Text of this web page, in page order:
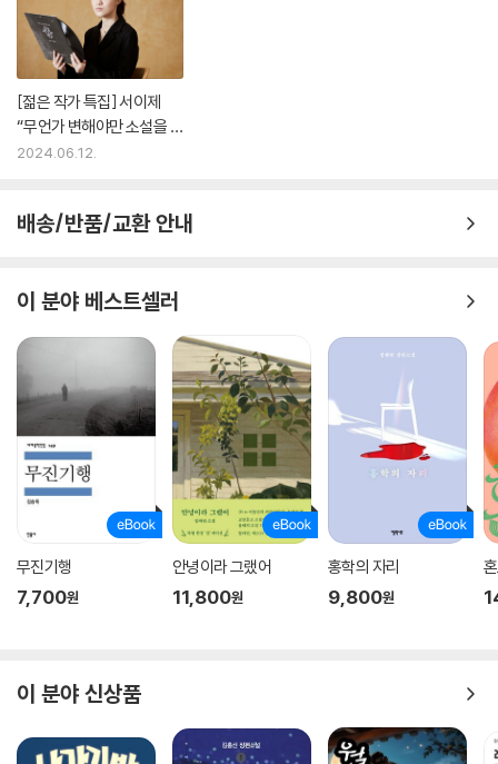
가기」에서 ‘너’는 미래의 기술인 메타버스 프로그램 〈뉴 어스〉를 통해 1919
년 프랑스 파리로 돌아가 소설가 조르주 뒤몽을 만난다. 조르주 뒤몽이라
는 젊은 작가는 『영원의 문』이라는 소설을 집필한 뒤 권총으로 스스로 목
숨을 끊었고, 그것은 이후 형에 의해 유고집으로 출간된다. 현실 세계의
‘너’는 콘텐츠가 넘쳐나는 넷플릭스에서 아무것도 보지 않은 채 시간을 허
비하지만, 과거로 돌아가서는 파리의 서점 셰익스피어앤드컴퍼니에서 조
「자유낙하」는 먼 훗날 지구 시대가 막을 내리고 다른 행성으로 퍼져 살고
한 가치가 있는 것인지를 알아내려 노력한다. 이러한 세상에서 사료의 가
치를 판단하는 데 다름 아닌 예술성을 기준으로 하고 있다는 점은 눈여겨
볼 법하다. 그것은 해설에서 박혜진 평론가가 이야기한 것처럼 “예술은 진
실한 정보”라는 사실을 전제로 하고, 아마도 그것이 예술이라는 표현 형식
이 서이제 소설 전반에 걸쳐 중요하게 다뤄지는 이유이기도 할 것이다. 예
술이야말로 인간을 이해하는 가장 주요한 척도가 되는 정보라는 믿음.
『낮은 해상도로부터』라는 소설집의 제목은 얼핏 보면 저해상도에서 고해
상도로 향하는 여정처럼 느껴질지 모르겠다. 하지만 서이제의 이야기는 높
은 해상도로의 이행이 아니라, 우리가 어디로부터 왔는지를 끊임없이 되짚
는 방식으로 이루어진다. 화면을 구성하고 있는 픽셀이 보이지 않을 정도
의 초고해상도로 펼쳐지는 세상이지만, 역설적으로 우리를 우리답게 만드
히 가공되며 확장되는 네트워크 속에서 길을 잃지 않기 위해 챙겨야 할 방
향임을 알려주는 것 같다”(해설에서)는 박혜진 평론가의 말에 고개가 끄
덕여진다.
[젊은 작가 특집] 서이제
“무언가 변해야만 소설을 끝
낼 수 있어요”
2024.06.12.
배송/반품/교환 안내
이 분야 베스트셀러
무진기행
7,700원
안녕이라 그랬어
11,800원
홍학의 자리
9,800원
이 분야 신상품